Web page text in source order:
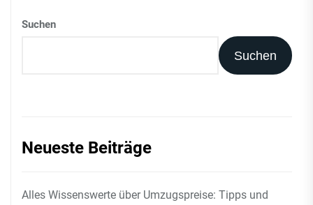
Suchen
Suchen
Neueste Beiträge
Alles Wissenswerte über Umzugspreise: Tipps und